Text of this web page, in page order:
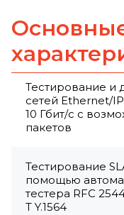
Тестирование и
сетей Ethernet/
10 Гбит/с с
пакетов
Тестирование
помощью
тестера RFC
T Y.1564